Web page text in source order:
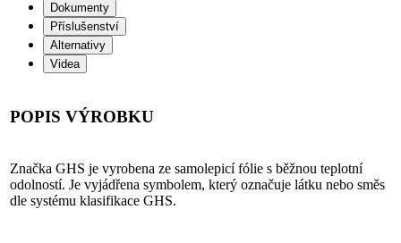
Dokumenty
Příslušenství
Alternativy
Videa
POPIS VÝROBKU
Značka GHS je vyrobena ze samolepicí fólie s běžnou teplotní
odolností. Je vyjádřena symbolem, který označuje látku nebo směs
dle systému klasifikace GHS.